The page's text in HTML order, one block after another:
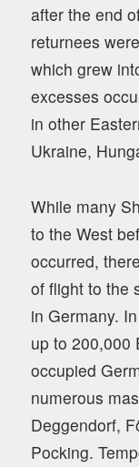
after the end
returnees
which grew
excesses
in other
Ukraine,
While many
to the West
occurred,
of flight to the
in Germany.
up to 200,000
occupied
numerous
Deggendorf,
Pocking.